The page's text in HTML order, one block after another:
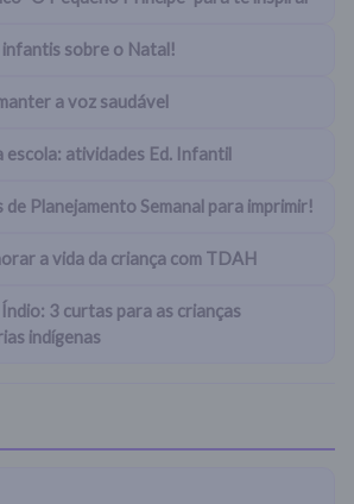
sobre o Natal!
a voz saudável
escola: atividades Ed. Infantil
de Planejamento Semanal para imprimir!
a vida da criança com TDAH
3 curtas para as crianças
indígenas